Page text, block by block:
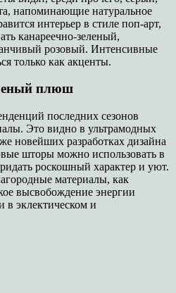
напоминающие натуральное
интерьер в стиле поп-арт,
канареечно-зеленый,
розовый. Интенсивные
только как акценты.
плюш
последних сезонов
Это видно в ультрамодных
новейших разработках дизайна
шторы можно использовать в
роскошный характер и уют.
материалы, как
высвобождение энергии
в эклектическом и